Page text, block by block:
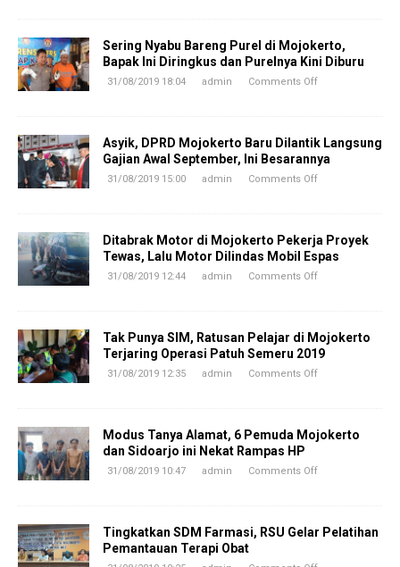
Sering Nyabu Bareng Purel di Mojokerto,
Bapak Ini Diringkus dan Purelnya Kini Diburu
31/08/2019 18:04 admin Comments Off
Asyik, DPRD Mojokerto Baru Dilantik Langsung
Gajian Awal September, Ini Besarannya
31/08/2019 15:00 admin Comments Off
Ditabrak Motor di Mojokerto Pekerja Proyek
Tewas, Lalu Motor Dilindas Mobil Espas
31/08/2019 12:44 admin Comments Off
Tak Punya SIM, Ratusan Pelajar di Mojokerto
Terjaring Operasi Patuh Semeru 2019
31/08/2019 12:35 admin Comments Off
Modus Tanya Alamat, 6 Pemuda Mojokerto
dan Sidoarjo ini Nekat Rampas HP
31/08/2019 10:47 admin Comments Off
Tingkatkan SDM Farmasi, RSU Gelar Pelatihan
Pemantauan Terapi Obat